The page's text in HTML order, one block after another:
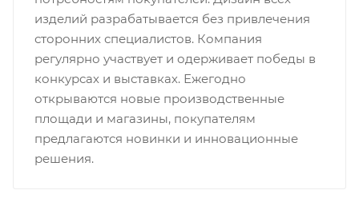
изделий разрабатывается без привлечения
сторонних специалистов. Компания
регулярно участвует и одерживает победы в
конкурсах и выставках. Ежегодно
открываются новые производственные
площади и магазины, покупателям
предлагаются новинки и инновационные
решения.